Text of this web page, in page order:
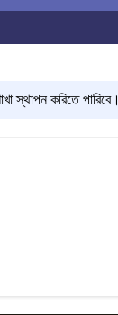
স্থাপন করিতে পারিবে।